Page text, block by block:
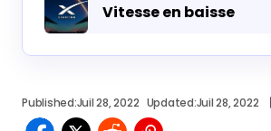
Vitesse en baisse
Published:Juil 28, 2022 Updated:Juil 28, 2022